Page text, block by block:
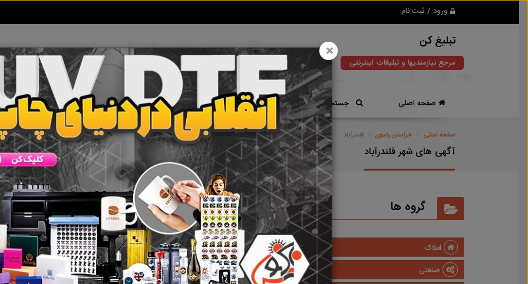
ورود / ثبت نام
تبلیغ کن
مرجع نیازمندیها و تبلیغات اینترنتی
صفحه اصلی جستجوی سریع تعرفه آگهی ها خبرهای سایت تماس با ما
صفحه اصلی خراسان رضوی قلندرآباد
آگهی های شهر قلندرآباد
نتیجه ای
گروه ها
املاک
صنعتی
×